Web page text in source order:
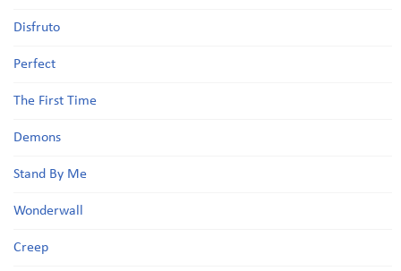
Disfruto
Perfect
The First Time
Demons
Stand By Me
Wonderwall
Creep